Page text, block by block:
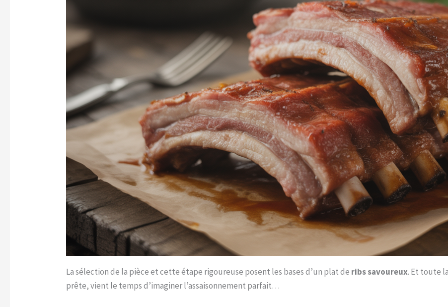
La sélection de la pièce et cette étape rigoureuse posent les bases d’un plat de ribs savoureux. Et toute
prête, vient le temps d’imaginer l’assaisonnement parfait…